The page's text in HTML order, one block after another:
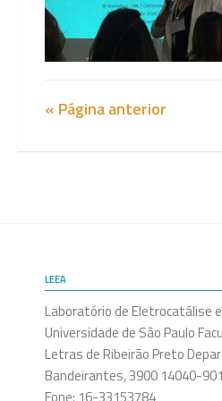
« Página anterior
LEEA
Laboratório de Eletrocatálise
Universidade de São Paulo
Letras de Ribeirão Preto
Bandeirantes, 3900 14040-